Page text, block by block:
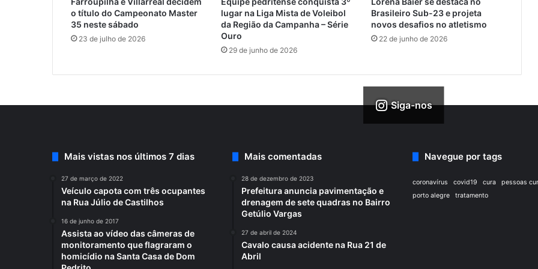
o título do Campeonato Master
35 neste sábado
23 de julho de 2026
lugar na Liga Mista de Voleibol
da Região da Campanha – Série
Ouro
29 de junho de 2026
Brasileiro Sub-23 e projeta
novos desafios no atletismo
22 de junho de 2026
Siga-nos
Mais vistas nos últimos 7 dias
27 de março de 2022
Veículo capota com três ocupantes
na Rua Júlio de Castilhos
16 de junho de 2017
Assista ao vídeo das câmeras de
monitoramento que flagraram o
homicídio na Santa Casa de Dom
Mais comentadas
28 de dezembro de 2023
Prefeitura anuncia pavimentação e
drenagem de sete quadras no Bairro
Getúlio Vargas
27 de abril de 2024
Cavalo causa acidente na Rua 21 de
Abril
Navegue por tags
coronavírus covid19 cura
pessoas
porto alegre
tratamento